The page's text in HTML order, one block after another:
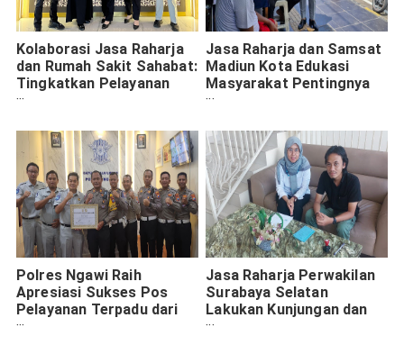
Kolaborasi Jasa Raharja
dan Rumah Sakit Sahabat:
Tingkatkan Pelayanan
Korban Kecelakaan dan
Patuh
Jasa Raharja dan Samsat
Madiun Kota Edukasi
Masyarakat Pentingnya
Registrasi Ulang
Polres Ngawi Raih
Apresiasi Sukses Pos
Pelayanan Terpadu dari
Jasa Raharja dan
Jasa Raharja Perwakilan
Surabaya Selatan
Lakukan Kunjungan dan
CRM di PO Indo Duta